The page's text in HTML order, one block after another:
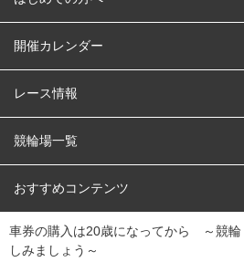
はじめての方へ
開催カレンダー
競輪
オートレース
競輪くじ
Dokanto!
レース情報
レース予想
レース結果
キャリーオーバー一覧
競輪場一覧
北日本 函館競輪場
関
東
弥彦競輪場 前橋競輪場 取手
おすすめコンテンツ
競輪選手情報
車券の購入は20歳になってから ～競輪
しみましょう～